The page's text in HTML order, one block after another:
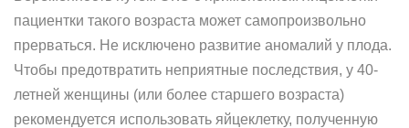
пациентки такого возраста может самопроизвольно
прерваться. Не исключено развитие аномалий у плода.
Чтобы предотвратить неприятные последствия, у 40-
летней женщины (или более старшего возраста)
рекомендуется использовать яйцеклетку, полученную